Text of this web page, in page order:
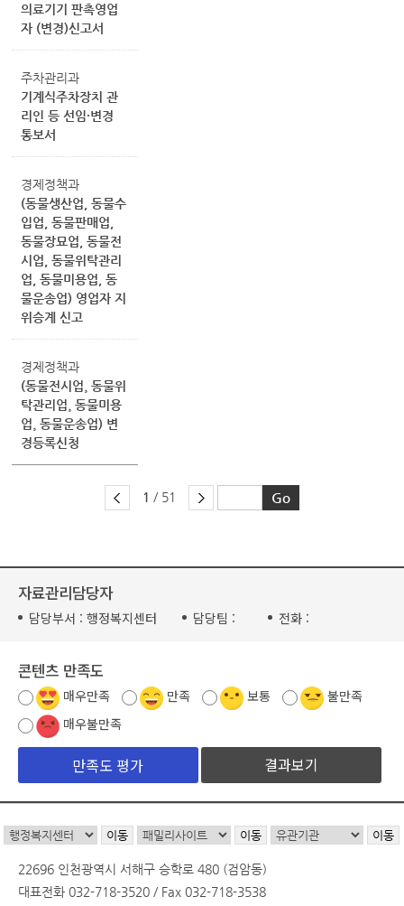
의료기기 판촉영업
자 (변경)신고서
주차관리과
기계식주차장치 관
리인 등 선임·변경
통보서
경제정책과
(동물생산업, 동물수
입업, 동물판매업,
동물장묘업, 동물전
시업, 동물위탁관리
업, 동물미용업, 동
물운송업) 영업자 지
위승계 신고
경제정책과
(동물전시업¸ 동물위
탁관리업¸ 동물미용
업¸ 동물운송업) 변
경등록신청
1 / 51
자료관리담당자
담당부서 : 행정복지센터 담당팀 : 전화 :
콘텐츠 만족도
매우만족 만족 보통
불만족
매우불만족
결과보기
22696 인천광역시 서해구 승학로 480 (검암동)
대표전화 032-718-3520 / Fax 032-718-3538